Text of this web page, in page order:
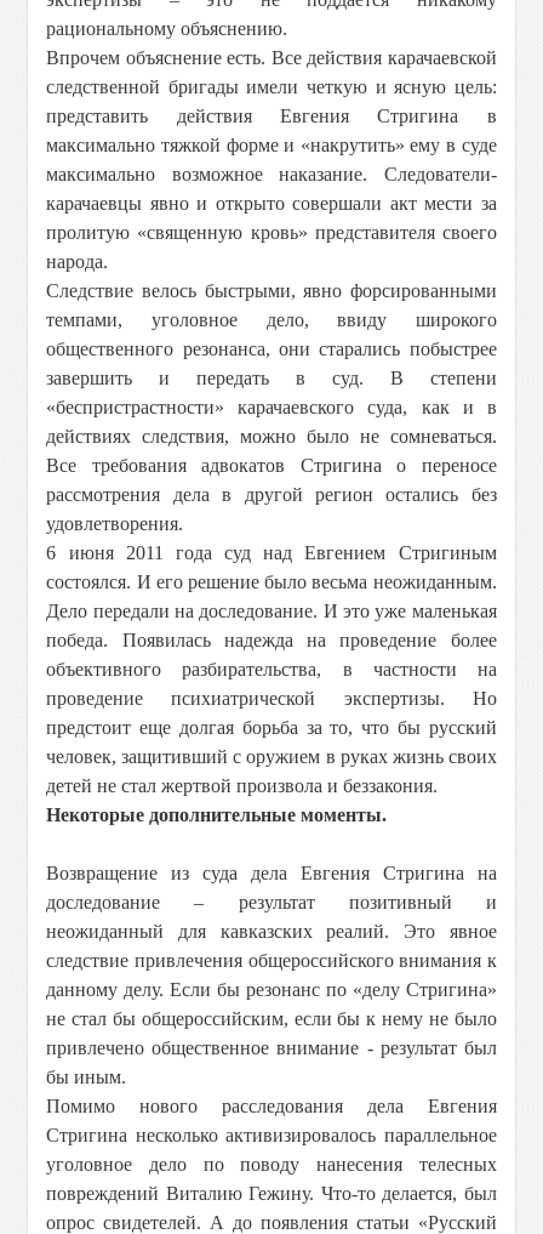
рациональному объяснению.
Впрочем объяснение есть. Все действия карачаевской
следственной бригады имели четкую и ясную цель:
представить действия Евгения Стригина в
максимально тяжкой форме и «накрутить» ему в суде
максимально возможное наказание. Следователи-
карачаевцы явно и открыто совершали акт мести за
пролитую «священную кровь» представителя своего
народа.
Следствие велось быстрыми, явно форсированными
темпами, уголовное дело, ввиду широкого
общественного резонанса, они старались побыстрее
завершить и передать в суд. В степени
«беспристрастности» карачаевского суда, как и в
действиях следствия, можно было не сомневаться.
Все требования адвокатов Стригина о переносе
рассмотрения дела в другой регион остались без
удовлетворения.
6 июня 2011 года суд над Евгением Стригиным
состоялся. И его решение было весьма неожиданным.
Дело передали на доследование. И это уже маленькая
победа. Появилась надежда на проведение более
объективного разбирательства, в частности на
проведение психиатрической экспертизы. Но
предстоит еще долгая борьба за то, что бы русский
человек, защитивший с оружием в руках жизнь своих
детей не стал жертвой произвола и беззакония.
Некоторые дополнительные моменты.
Возвращение из суда дела Евгения Стригина на
доследование – результат позитивный и
неожиданный для кавказских реалий. Это явное
следствие привлечения общероссийского внимания к
данному делу. Если бы резонанс по «делу Стригина»
не стал бы общероссийским, если бы к нему не было
привлечено общественное внимание - результат был
бы иным.
Помимо нового расследования дела Евгения
Стригина несколько активизировалось параллельное
уголовное дело по поводу нанесения телесных
повреждений Виталию Гежину. Что-то делается, был
опрос свидетелей. А до появления статьи «Русский